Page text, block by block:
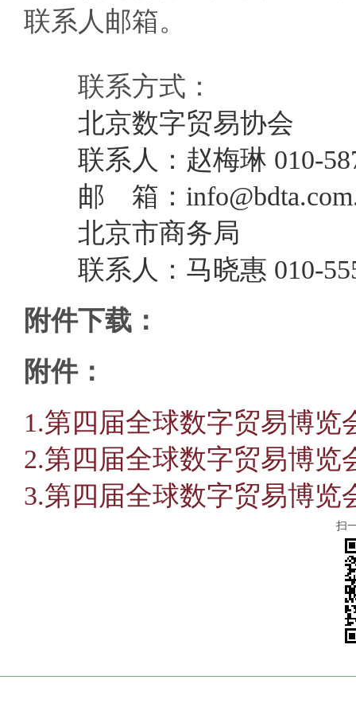
联系人邮箱。
联系方式：
北京数字贸易协会
联系人： 赵梅琳 010-
邮 箱：
北京市商务局
联系人：马晓惠 010-
附件下载：
附件：
1.第四届全球数字贸易博览
2.第四届全球数字贸易博览
3.第四届全球数字贸易博览
扫